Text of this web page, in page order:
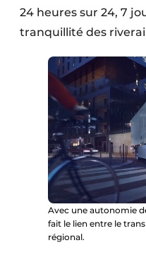
24 heures sur 24, 7
tranquillité des
Avec une autonomie
fait le lien entre le
régional.